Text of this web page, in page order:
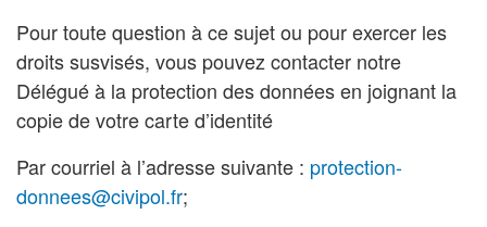
Pour toute question à ce sujet ou pour exercer les
droits susvisés, vous pouvez contacter notre
Délégué à la protection des données en joignant la
copie de votre carte d’identité
Par courriel à l’adresse suivante : protection-
donnees@civipol.fr;